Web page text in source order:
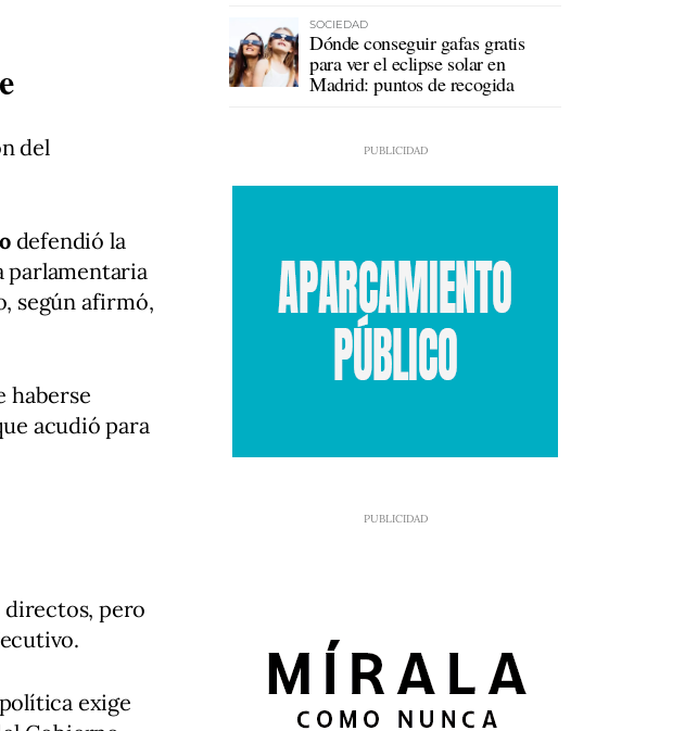
del
defendió la
parlamentaria
según afirmó,
haberse
acudió para
directos, pero
exige
SOCIEDAD
Dónde conseguir gafas gratis
para ver el eclipse solar en
Madrid: puntos de recogida